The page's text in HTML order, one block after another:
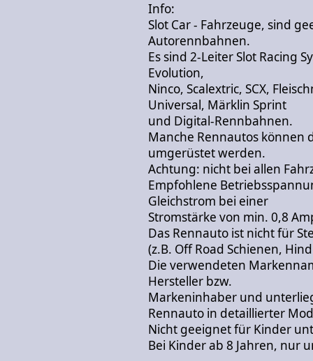
Info:
Slot Car - Fahrzeuge, sind
Autorennbahnen.
Es sind 2-Leiter Slot Racing
Evolution,
Ninco, Scalextric, SCX,
Universal, Märklin Sprint
und Digital-Rennbahnen.
Manche Rennautos können
umgerüstet werden.
Achtung: nicht bei allen
Empfohlene
Gleichstrom bei einer
Stromstärke von min. 0,8
Das Rennauto ist nicht für
(z.B. Off Road Schienen,
Die verwendeten
Hersteller bzw.
Markeninhaber und
Rennauto in detaillierter
Nicht geeignet für Kinder
Bei Kinder ab 8 Jahren, nur